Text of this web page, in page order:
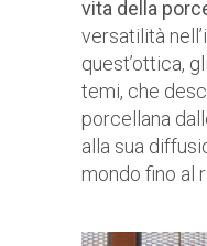
vita della
versatilità
quest’ottica,
temi, che
porcellana
alla sua
mondo fino al